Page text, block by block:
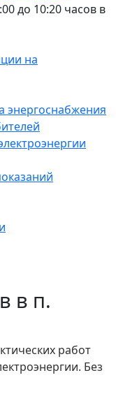
до 10:20 часов в
на
энергоснабжения
в п.
работ
Без